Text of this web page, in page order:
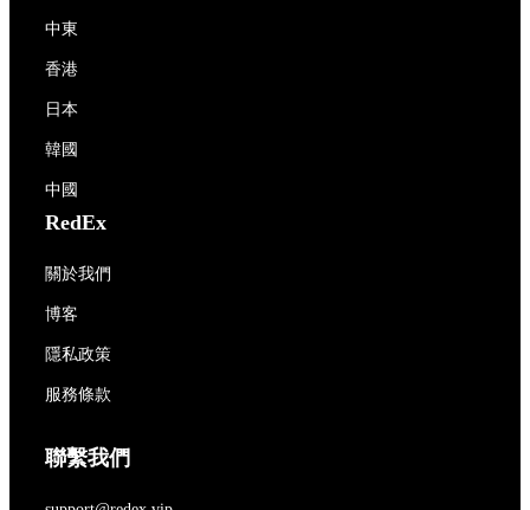
中東
香港
日本
韓國
中國
RedEx
關於我們
博客
隱私政策
服務條款
聯繫我們